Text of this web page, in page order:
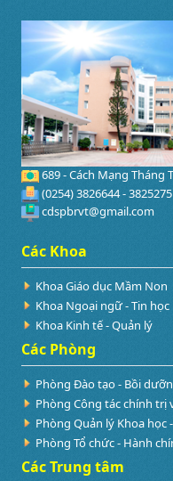
689 - Cách Mạng Tháng
(0254) 3826644 -
cdspbrvt@gmail.com
Các Khoa
Khoa Giáo dục Mầm Non
Khoa Ngoại ngữ - Tin học
Khoa Kinh tế - Quản lý
Các Phòng
Phòng Đào tạo - Bồi
Phòng Công tác chính trị
Phòng Quản lý Khoa học
Phòng Tổ chức - Hành
Các Trung tâm